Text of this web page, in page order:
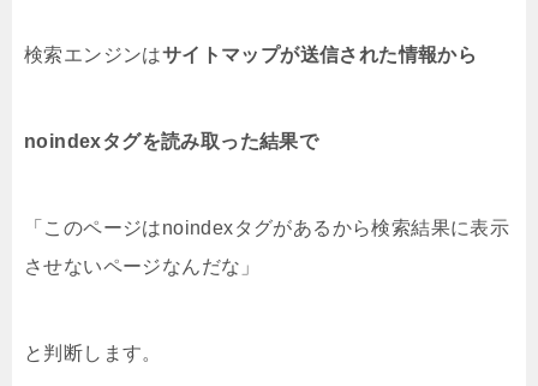
検索エンジンはサイトマップが送信された情報から
noindexタグを読み取った結果で
「このページはnoindexタグがあるから検索結果に表示
させないページなんだな」
と判断します。